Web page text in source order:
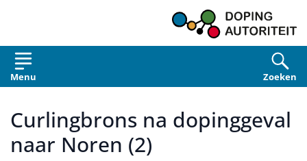
Menu Zoeken
Curlingbrons na dopinggeval
naar Noren (2)